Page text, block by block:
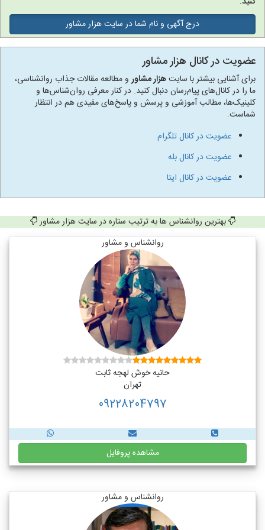
درج آگهی و نام شما در سایت هزار مشاور
عضویت در کانال هزار مشاور
برای آشنایی بیشتر با سایتهزار مشاورو مطالعه مقالات جذاب روانشناسی،
ما را در کانال‌های پیام‌رسان دنبال کنید. در کنار معرفی روان‌شناس‌ها و
کلینیک‌ها، مطالب آموزشی و پرسش و پاسخ‌های مفیدی هم در انتظار
شماست.
عضویت در کانال تلگرام
عضویت در کانال بله
عضویت در کانال ایتا
بهترین روانشناس ها به ترتیب ستاره در سایت هزار مشاور
روانشناس و مشاور
حانیه خوش لهجه ثابت
تهران
09228204797
مشاهده پروفایل
روانشناس و مشاور